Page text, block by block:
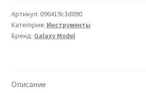
нелипкая
наждачная
бумага
10
Артикул: 096419c3d090
Категория: Инструменты
Бренд: Galaxy Model
Описание